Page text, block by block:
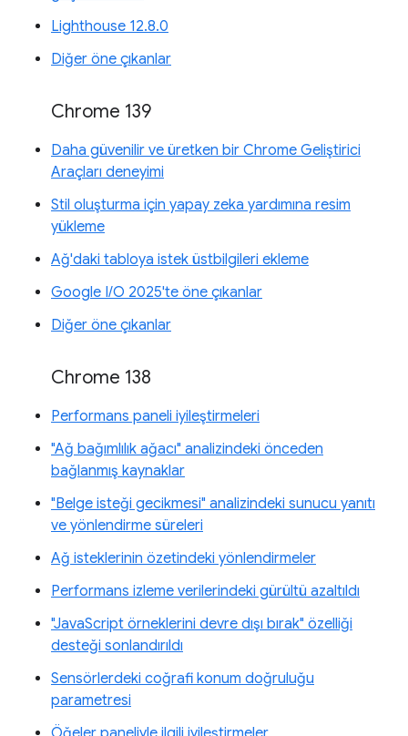
Lighthouse 12.8.0
Diğer öne çıkanlar
Chrome 139
Daha güvenilir ve üretken bir Chrome Geliştirici
Araçları deneyimi
Stil oluşturma için yapay zeka yardımına resim
yükleme
Ağ'daki tabloya istek üstbilgileri ekleme
Google I/O 2025'te öne çıkanlar
Diğer öne çıkanlar
Chrome 138
Performans paneli iyileştirmeleri
"Ağ bağımlılık ağacı" analizindeki önceden
bağlanmış kaynaklar
"Belge isteği gecikmesi" analizindeki sunucu yanıtı
ve yönlendirme süreleri
Ağ isteklerinin özetindeki yönlendirmeler
Performans izleme verilerindeki gürültü azaltıldı
"JavaScript örneklerini devre dışı bırak" özelliği
desteği sonlandırıldı
Sensörlerdeki coğrafi konum doğruluğu
parametresi